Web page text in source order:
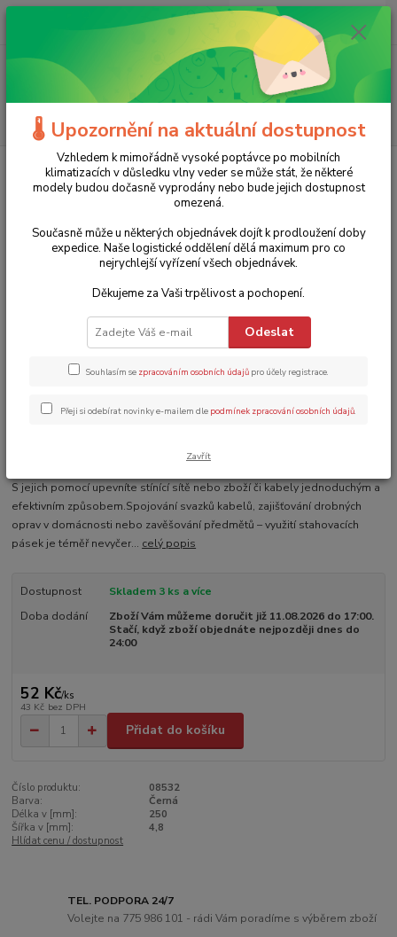
(Po-Ne, 8-20 hod.)
ks
0 Kč
Zahradní technika Příslušenství
Stahovací páska 50 ks
TOMPET (bílá, černá) - Černá / 250 / 4,8
Stahovací páska 50 ks TOMPET
(bílá, černá) - Černá / 250 / 4,8
S jejich pomocí upevníte stínící sítě nebo zboží či kabely jednoduchým a
efektivním způsobem.Spojování svazků kabelů, zajišťování drobných
oprav v domácnosti nebo zavěšování předmětů – využití stahovacích
pásek je téměř nevyčer... celý popis
Dostupnost
Skladem 3 ks a více
Doba dodání
Zboží Vám můžeme doručit již 11.08.2026 do 17:00.
Stačí, když zboží objednáte nejpozději dnes do
24:00
52 Kč/ks
43 Kč bez DPH
Přidat do košíku
Číslo produktu:
08532
Barva:
Černá
Délka v [mm]:
250
Šířka v [mm]:
4,8
Hlídat cenu / dostupnost
TEL. PODPORA 24/7
Volejte na 775 986 101 - rádi Vám poradíme s výběrem zboží
🌡️ Upozornění na aktuální dostupnost
Vzhledem k mimořádně vysoké poptávce po mobilních
klimatizacích v důsledku vlny veder se může stát, že některé
modely budou dočasně vyprodány nebo bude jejich dostupnost
omezená.
Současně může u některých objednávek dojít k prodloužení doby
expedice. Naše logistické oddělení dělá maximum pro co
nejrychlejší vyřízení všech objednávek.
Děkujeme za Vaši trpělivost a pochopení.
Odeslat
Souhlasím se zpracováním osobních údajů pro účely registrace.
Přeji si odebírat novinky e-mailem dle podmínek zpracování osobních údajů
Zavřít